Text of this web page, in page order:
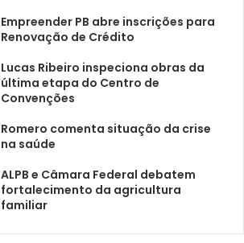
Empreender PB abre inscrições para
Renovação de Crédito
Lucas Ribeiro inspeciona obras da
última etapa do Centro de
Convenções
Romero comenta situação da crise
na saúde
ALPB e Câmara Federal debatem
fortalecimento da agricultura
familiar